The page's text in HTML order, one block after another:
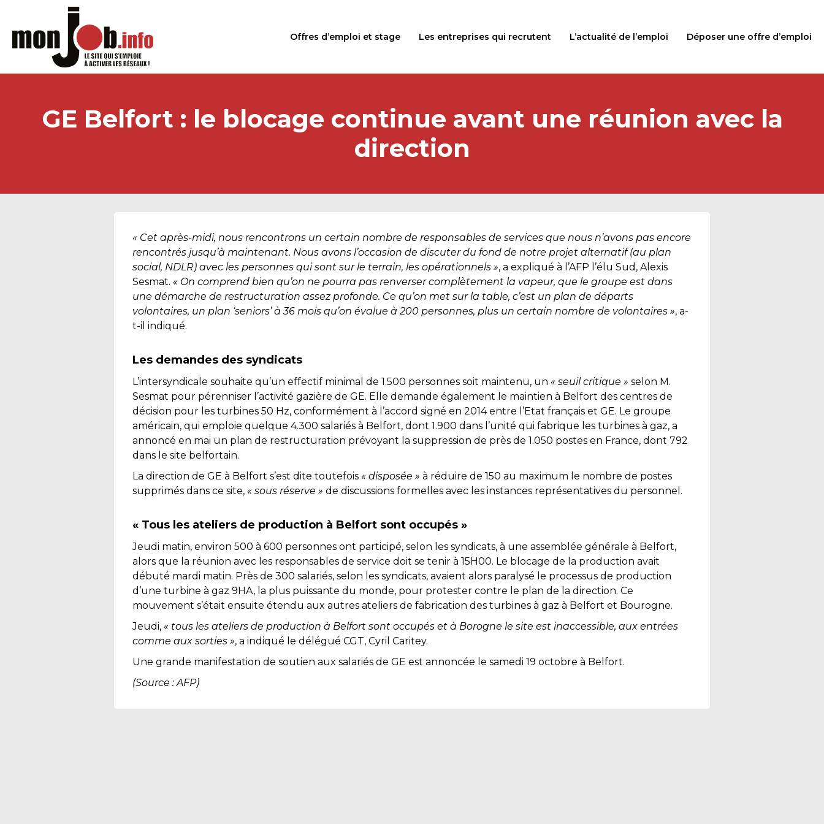
Offres d’emploi et stage Les entreprises qui recrutent L’actualité de l’emploi Déposer une offre d’emploi
GE Belfort : le blocage continue avant une réunion avec la
direction
« Cet après-midi, nous rencontrons un certain nombre de responsables de services que nous n’avons pas encore
rencontrés jusqu’à maintenant. Nous avons l’occasion de discuter du fond de notre projet alternatif (au plan
social, NDLR) avec les personnes qui sont sur le terrain, les opérationnels », a expliqué à l’AFP l’élu Sud, Alexis
Sesmat. « On comprend bien qu’on ne pourra pas renverser complètement la vapeur, que le groupe est dans
une démarche de restructuration assez profonde. Ce qu’on met sur la table, c’est un plan de départs
volontaires, un plan ‘seniors’ à 36 mois qu’on évalue à 200 personnes, plus un certain nombre de volontaires », a-
t-il indiqué.
Les demandes des syndicats
L’intersyndicale souhaite qu’un effectif minimal de 1.500 personnes soit maintenu, un « seuil critique » selon M.
Sesmat pour pérenniser l’activité gazière de GE. Elle demande également le maintien à Belfort des centres de
décision pour les turbines 50 Hz, conformément à l’accord signé en 2014 entre l’Etat français et GE. Le groupe
américain, qui emploie quelque 4.300 salariés à Belfort, dont 1.900 dans l’unité qui fabrique les turbines à gaz, a
annoncé en mai un plan de restructuration prévoyant la suppression de près de 1.050 postes en France, dont 792
dans le site belfortain.
La direction de GE à Belfort s’est dite toutefois « disposée » à réduire de 150 au maximum le nombre de postes
supprimés dans ce site, « sous réserve » de discussions formelles avec les instances représentatives du personnel.
« Tous les ateliers de production à Belfort sont occupés »
Jeudi matin, environ 500 à 600 personnes ont participé, selon les syndicats, à une assemblée générale à Belfort,
alors que la réunion avec les responsables de service doit se tenir à 15H00. Le blocage de la production avait
débuté mardi matin. Près de 300 salariés, selon les syndicats, avaient alors paralysé le processus de production
d’une turbine à gaz 9HA, la plus puissante du monde, pour protester contre le plan de la direction. Ce
mouvement s’était ensuite étendu aux autres ateliers de fabrication des turbines à gaz à Belfort et Bourogne.
Jeudi, « tous les ateliers de production à Belfort sont occupés et à Borogne le site est inaccessible, aux entrées
comme aux sorties », a indiqué le délégué CGT, Cyril Caritey.
Une grande manifestation de soutien aux salariés de GE est annoncée le samedi 19 octobre à Belfort.
(Source : AFP)